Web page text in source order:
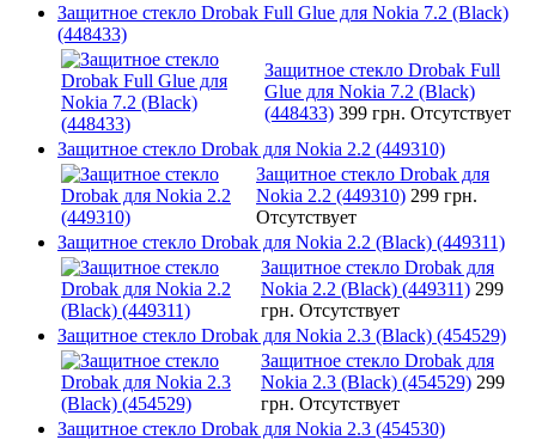
Защитное стекло Drobak Full Glue для Nokia 7.2 (Black)
(448433)
Защитное стекло Drobak Full
Glue для Nokia 7.2 (Black)
(448433) 399 грн. Отсутствует
Защитное стекло Drobak для Nokia 2.2 (449310)
Защитное стекло Drobak для
Nokia 2.2 (449310) 299 грн.
Отсутствует
Защитное стекло Drobak для Nokia 2.2 (Black) (449311)
Защитное стекло Drobak для
Nokia 2.2 (Black) (449311) 299
грн. Отсутствует
Защитное стекло Drobak для Nokia 2.3 (Black) (454529)
Защитное стекло Drobak для
Nokia 2.3 (Black) (454529) 299
грн. Отсутствует
Защитное стекло Drobak для Nokia 2.3 (454530)